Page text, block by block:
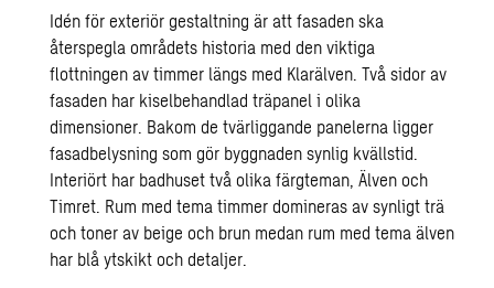
Idén för exteriör gestaltning är att fasaden ska
återspegla områdets historia med den viktiga
flottningen av timmer längs med Klarälven. Två sidor av
fasaden har kiselbehandlad träpanel i olika
dimensioner. Bakom de tvärliggande panelerna ligger
fasadbelysning som gör byggnaden synlig kvällstid.
Interiört har badhuset två olika färgteman, Älven och
Timret. Rum med tema timmer domineras av synligt trä
och toner av beige och brun medan rum med tema älven
har blå ytskikt och detaljer.